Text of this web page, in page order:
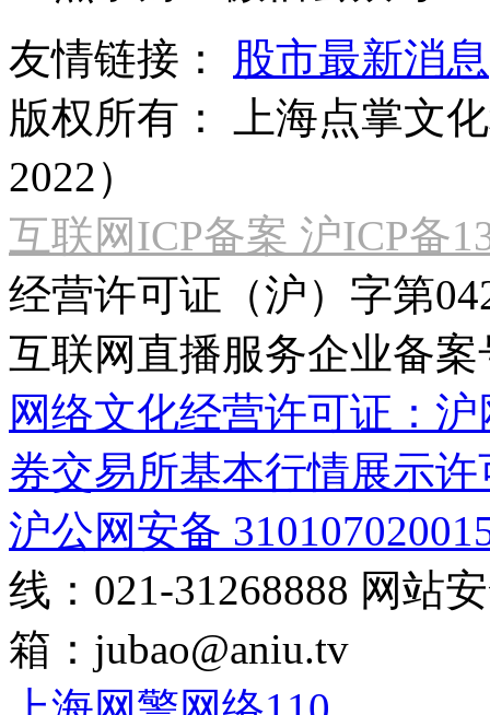
友情链接：
股市最新消息
版权所有：
上海点掌文
2022）
互联网ICP备案 沪ICP备
经营许可证（沪）字第
互联网直播服务企业备案
网络文化经营许可证：
券交易所基本行情展示许
沪公网安备
线：021-31268888 网站
箱： jubao@aniu.tv